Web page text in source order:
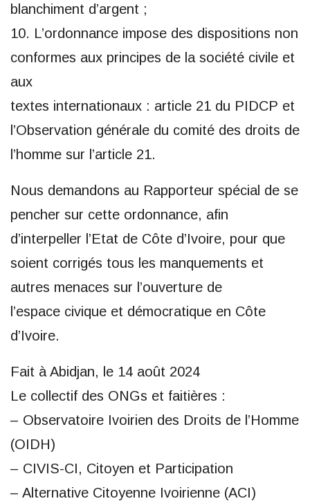
blanchiment d’argent ;
10. L’ordonnance impose des dispositions non
conformes aux principes de la société civile et
aux
textes internationaux : article 21 du PIDCP et
l’Observation générale du comité des droits de
l’homme sur l’article 21.
Nous demandons au Rapporteur spécial de se
pencher sur cette ordonnance, afin
d’interpeller l’Etat de Côte d’Ivoire, pour que
soient corrigés tous les manquements et
autres menaces sur l’ouverture de
l’espace civique et démocratique en Côte
d’Ivoire.
Fait à Abidjan, le 14 août 2024
Le collectif des ONGs et faitières :
– Observatoire Ivoirien des Droits de l’Homme
(OIDH)
– CIVIS-CI, Citoyen et Participation
– Alternative Citoyenne Ivoirienne (ACI)